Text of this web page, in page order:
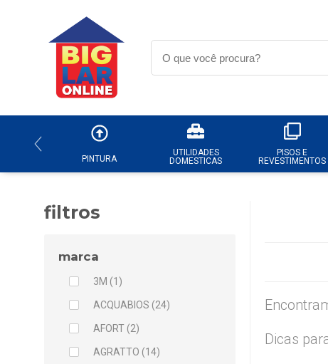
PINTURA
UTILIDADES
DOMESTICAS
PISOS E
REVESTIMENTOS
filtros
marca
3M (1)
ACQUABIOS (24)
AFORT (2)
AGRATTO (14)
Dicas